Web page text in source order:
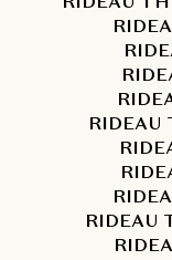
RIDEAU
RIDEAU